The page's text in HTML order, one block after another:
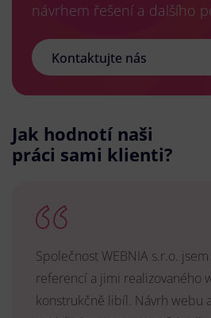
návrhem řešení a dalšího
Kontaktujte nás
Jak hodnotí naši
práci sami klienti?
Společnost WEBNIA s.r.o.
referencí a jimi realizovaného
konstrukčně libíl. Návrh webu